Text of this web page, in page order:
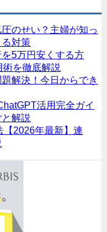
のせい？主婦が知っ
対策
を5万円安くする方
を徹底解説
解決！今日からでき
活用完全ガイ
解説
【2026年最新】連